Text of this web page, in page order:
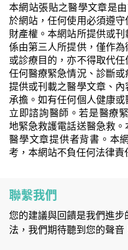
本網站張貼之醫學文章是
於網站，任何使用必須遵
財產權。本網站所提供或
係由第三人所提供，僅作
或診療目的，亦不得取代
任何醫療緊急情況、診斷
提供或刊載之醫學文章、
承擔。如有任何個人健康
立即諮詢醫師。若是醫療
地緊急救護電話送醫急救
醫學文章提供者背書。本
考，本網站不負任何法律責
聯繫我們
您的建議與回饋是我們進
法，我們期待聽到您的聲音